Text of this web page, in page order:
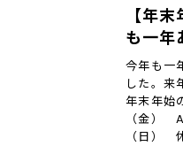
【年
も一年
今年も一
した。来
年末年
（金）
（日）